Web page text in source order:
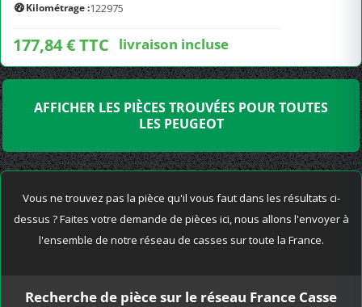
Kilométrage :122975
177,84 € TTC livraison incluse
AFFICHER LES PIÈCES TROUVÉES POUR TOUTES
LES PEUGEOT
Vous ne trouvez pas la pièce qu'il vous faut dans les résultats ci-
dessus ? Faites votre demande de pièces ici, nous allons l'envoyer à
l'ensemble de notre réseau de casses sur toute la France.
Recherche de pièce sur le réseau France Casse